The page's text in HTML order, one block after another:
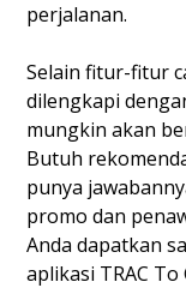
perjalanan.
Selain fitur-fitur
dilengkapi
mungkin akan
Butuh
punya
promo dan
Anda dapatkan
aplikasi TRAC To